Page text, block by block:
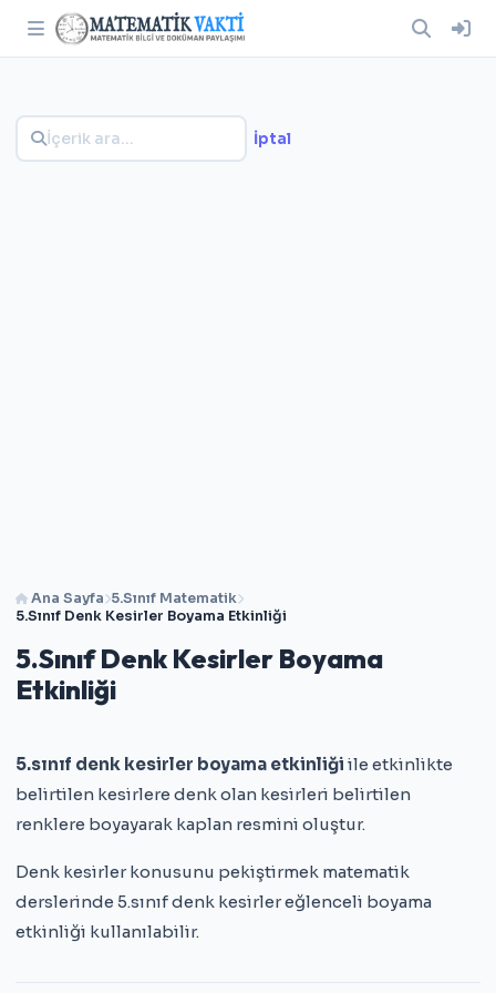
Ana Sayfa 5.Sınıf Matematik
5.Sınıf Denk Kesirler Boyama Etkinliği
5.Sınıf Denk Kesirler Boyama
Etkinliği
5.sınıf denk kesirler boyama etkinliği ile etkinlikte
belirtilen kesirlere denk olan kesirleri belirtilen
renklere boyayarak kaplan resmini oluştur.
Denk kesirler konusunu pekiştirmek matematik
derslerinde 5.sınıf denk kesirler eğlenceli boyama
etkinliği kullanılabilir.
İptal